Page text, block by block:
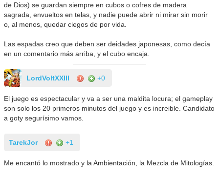
de Dios) se guardan siempre en cubos o cofres de madera
sagrada, envueltos en telas, y nadie puede abrir ni mirar sin morir
o, al menos, quedar ciegos de por vida.
Las espadas creo que deben ser deidades japonesas, como decía
en un comentario más arriba, y el cubo encaja.
LordVoltXXIII +0
El juego es espectacular y va a ser una maldita locura; el gameplay
son solo los 20 primeros minutos del juego y es increible. Candidato
a goty segurísimo vamos.
TarekJor +1
Me encantó lo mostrado y la Ambientación, la Mezcla de Mitologías.